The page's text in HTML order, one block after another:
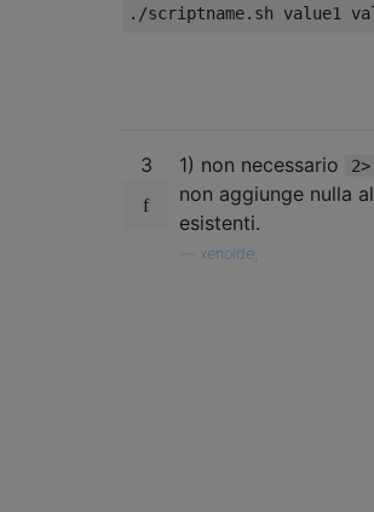
./scriptname. sh value1
3 1) non necessario
non aggiunge nulla
esistenti.
xenoide,